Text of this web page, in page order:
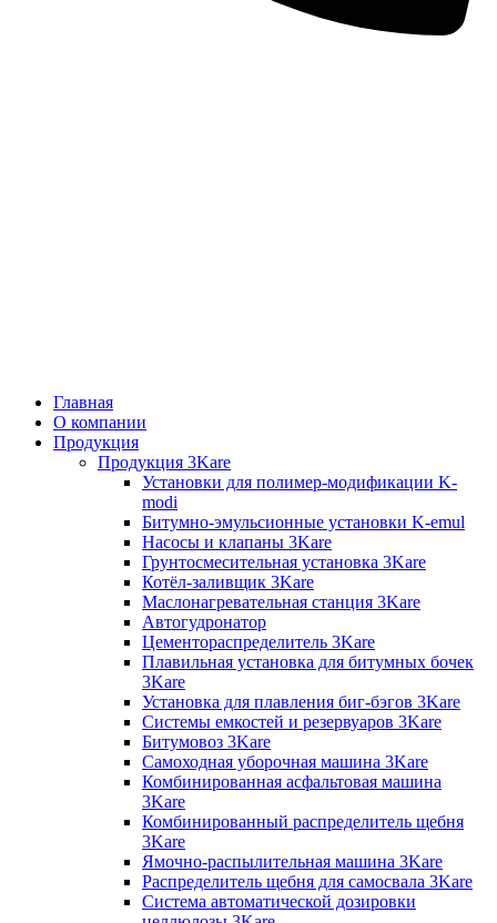
Главная
О компании
Продукция
Продукция 3Kare
Установки для полимер-модификации K-
modi
Битумно-эмульсионные установки K-emul
Насосы и клапаны 3Kare
Грунтосмесительная установка 3Kare
Котёл-заливщик 3Kare
Маслонагревательная станция 3Kare
Автогудронатор
Цементораспределитель 3Kare
Плавильная установка для битумных бочек
3Kare
Установка для плавления биг-бэгов 3Kare
Системы емкостей и резервуаров 3Kare
Битумовоз 3Kare
Самоходная уборочная машина 3Kare
Комбинированная асфальтовая машина
3Kare
Комбинированный распределитель щебня
3Kare
Ямочно-распылительная машина 3Kare
Распределитель щебня для самосвала 3Kare
Система автоматической дозировки